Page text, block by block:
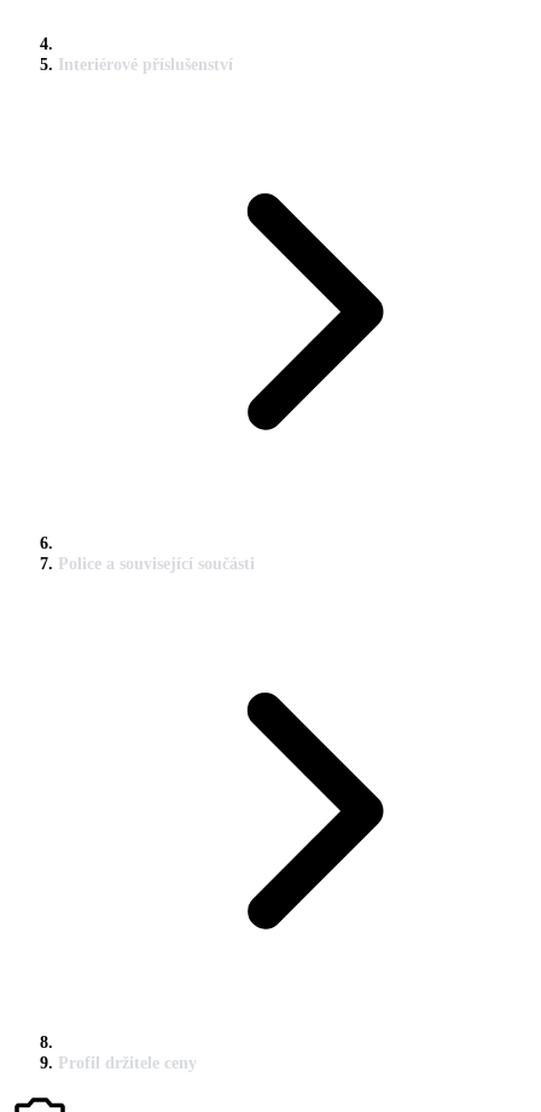
Interiérové příslušenství
Police a související součásti
Profil držitele ceny